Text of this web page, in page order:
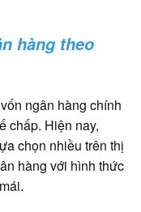
hàng theo
ngân hàng chính
chấp. Hiện nay,
chọn nhiều trên thị
hàng với hình thức